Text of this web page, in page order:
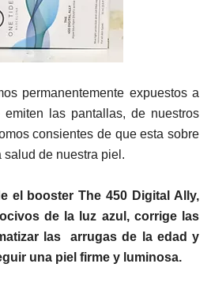
permanentemente expuestos a
las pantallas, de nuestros
consientes de que esta sobre
de nuestra piel.
el booster The 450 Digital Ally,
de la luz azul, corrige las
las arrugas de la edad y
una piel firme y luminosa.